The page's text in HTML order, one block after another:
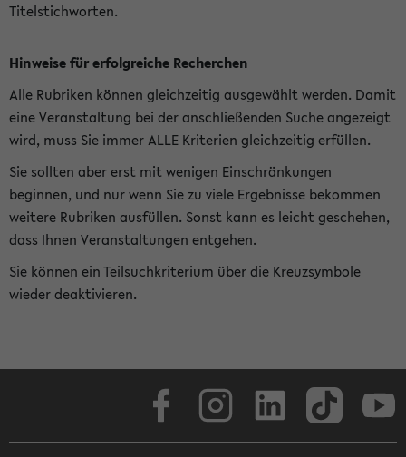
Titelstichworten.
Hinweise für erfolgreiche Recherchen
Alle Rubriken können gleichzeitig ausgewählt werden. Damit
eine Veranstaltung bei der anschließenden Suche angezeigt
wird, muss Sie immer ALLE Kriterien gleichzeitig erfüllen.
Sie sollten aber erst mit wenigen Einschränkungen
beginnen, und nur wenn Sie zu viele Ergebnisse bekommen
weitere Rubriken ausfüllen. Sonst kann es leicht geschehen,
dass Ihnen Veranstaltungen entgehen.
Sie können ein Teilsuchkriterium über die Kreuzsymbole
wieder deaktivieren.